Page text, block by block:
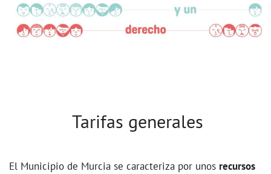
Tarifas generales
El Municipio de Murcia se caracteriza por unos recursos